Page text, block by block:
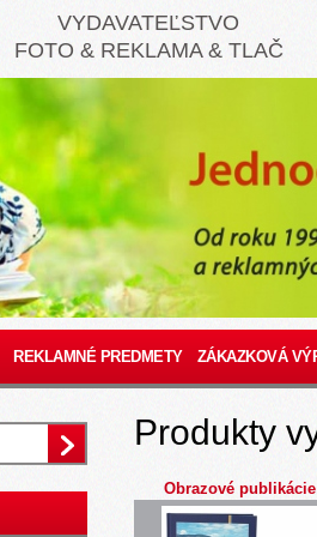
VYDAVATEĽSTVO
FOTO & REKLAMA & TLAČ
REKLAMNÉ PREDMETY ZÁKAZKOVÁ
Produkty
Obrazové publikácie